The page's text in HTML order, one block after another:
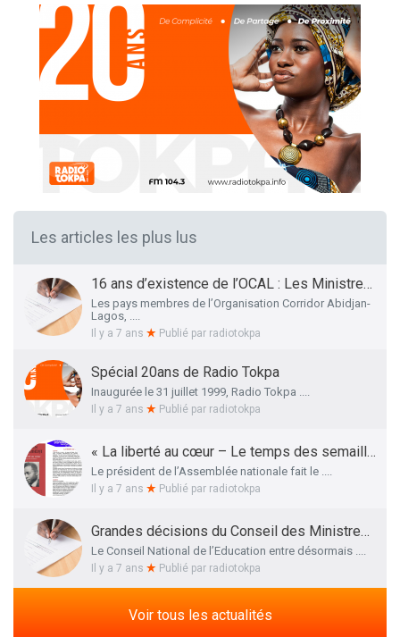
Les articles les plus lus
16 ans d’existence de l’OCAL : Les Ministres des Infrastructures et Transports et de la Santé présentent le bilan et les Perspectives
Les pays membres de l’Organisation Corridor Abidjan-
Lagos, ....
Il y a 7 ans Publié par radiotokpa
Spécial 20ans de Radio Tokpa
Inaugurée le 31 juillet 1999, Radio Tokpa ....
Il y a 7 ans Publié par radiotokpa
« La liberté au cœur – Le temps des semailles », l’essai autobiographique de Me Adrien HOUNGBEDJI rendu public
Le président de l’Assemblée nationale fait le ....
Il y a 7 ans Publié par radiotokpa
Grandes décisions du Conseil des Ministres de ce 27 Mars 2019 : La liste définitive des membres du Conseil National de l’Education dévoilée
Le Conseil National de l’Education entre désormais ....
Il y a 7 ans Publié par radiotokpa
Voir tous les actualités